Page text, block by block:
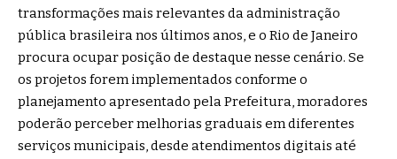
transformações mais relevantes da administração
pública brasileira nos últimos anos, e o Rio de Janeiro
procura ocupar posição de destaque nesse cenário. Se
os projetos forem implementados conforme o
planejamento apresentado pela Prefeitura, moradores
poderão perceber melhorias graduais em diferentes
serviços municipais, desde atendimentos digitais até